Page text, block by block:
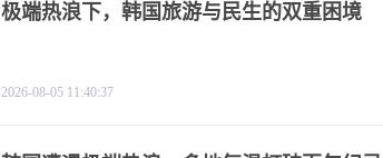
极端热浪下，韩国旅游与民生的双重困境
2026-08-05 11:40:37